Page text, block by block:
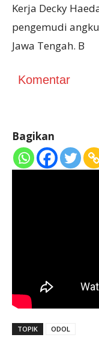
Kerja Decky
pengemudi
Jawa Tengah. B
Komentar
Bagikan
TOPIK ODOL